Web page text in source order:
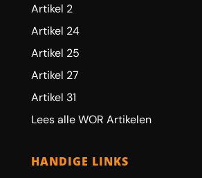
Artikel 2
Artikel 24
Artikel 25
Artikel 27
Artikel 31
Lees alle WOR Artikelen
HANDIGE LINKS